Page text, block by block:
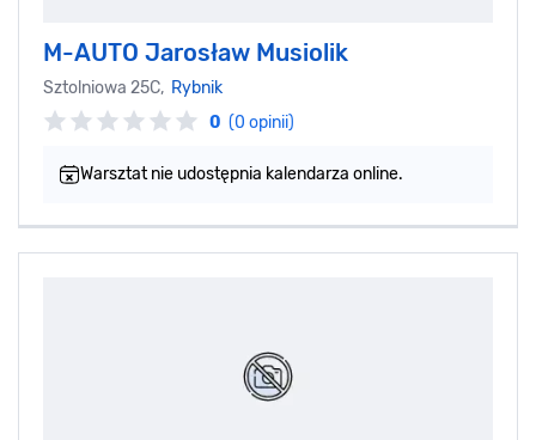
M-AUTO Jarosław Musiolik
Sztolniowa 25C, Rybnik
0 (0 opinii)
Warsztat nie udostępnia kalendarza online.